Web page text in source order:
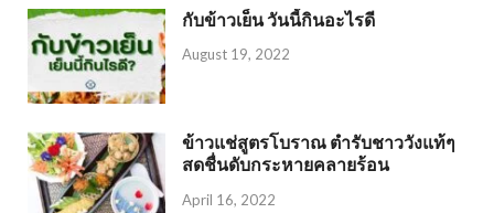
กับข้าวเย็น วันนี้กินอะไรดี
August 19, 2022
ข้าวแช่สูตรโบราณ ตำรับชาววังแท้ๆ
สดชื่นดับกระหายคลายร้อน
April 16, 2022